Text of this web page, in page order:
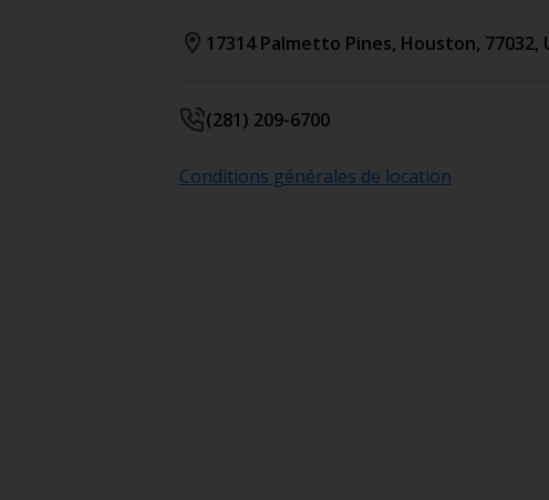
17314 Palmetto Pines, Houston, 77032,
(281) 209-6700
Conditions générales de location